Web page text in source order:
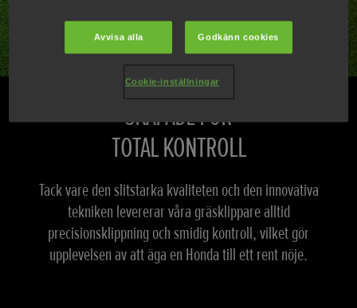
SKAPADE FÖR
TOTAL KONTROLL
Tack vare den slitstarka kvaliteten och den innovativa
tekniken levererar våra gräsklippare alltid
precisionsklippning och smidig kontroll, vilket gör
upplevelsen av att äga en Honda till ett rent nöje.
Avvisa alla Godkänn cookies
Cookie-inställningar